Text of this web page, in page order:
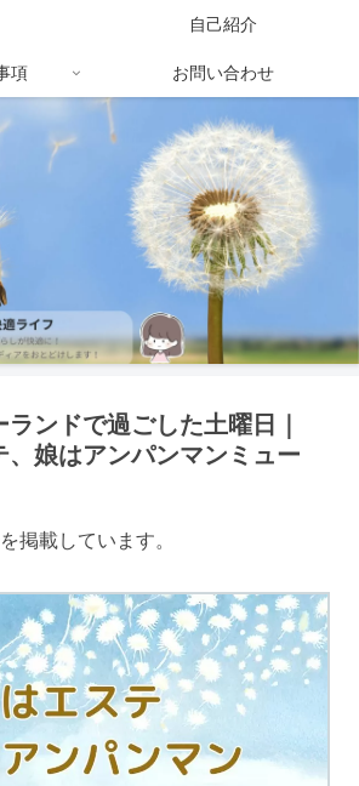
自己紹介
項 お問い合わせ
ンドで過ごした土曜日｜
、娘はアンパンマンミュー
掲載しています。